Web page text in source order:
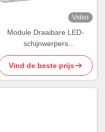
Video
Module Draaibare LED-
schijnwerpers
Gestroomlijnde LED-
buitensportverlichting
Vind de beste prijs